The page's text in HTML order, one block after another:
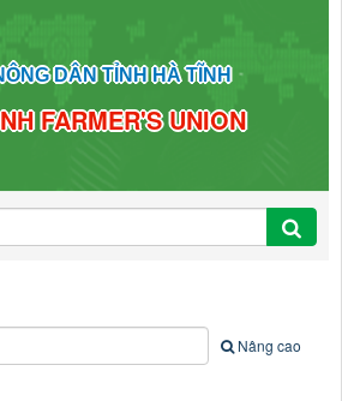
DÂN TỈNH HÀ TĨNH
FARMER'S UNION
Nâng cao